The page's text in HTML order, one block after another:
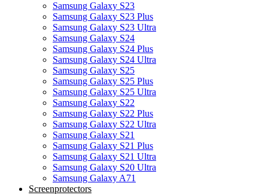
Samsung Galaxy S23
Samsung Galaxy S23 Plus
Samsung Galaxy S23 Ultra
Samsung Galaxy S24
Samsung Galaxy S24 Plus
Samsung Galaxy S24 Ultra
Samsung Galaxy S25
Samsung Galaxy S25 Plus
Samsung Galaxy S25 Ultra
Samsung Galaxy S22
Samsung Galaxy S22 Plus
Samsung Galaxy S22 Ultra
Samsung Galaxy S21
Samsung Galaxy S21 Plus
Samsung Galaxy S21 Ultra
Samsung Galaxy S20 Ultra
Samsung Galaxy A71
Screenprotectors